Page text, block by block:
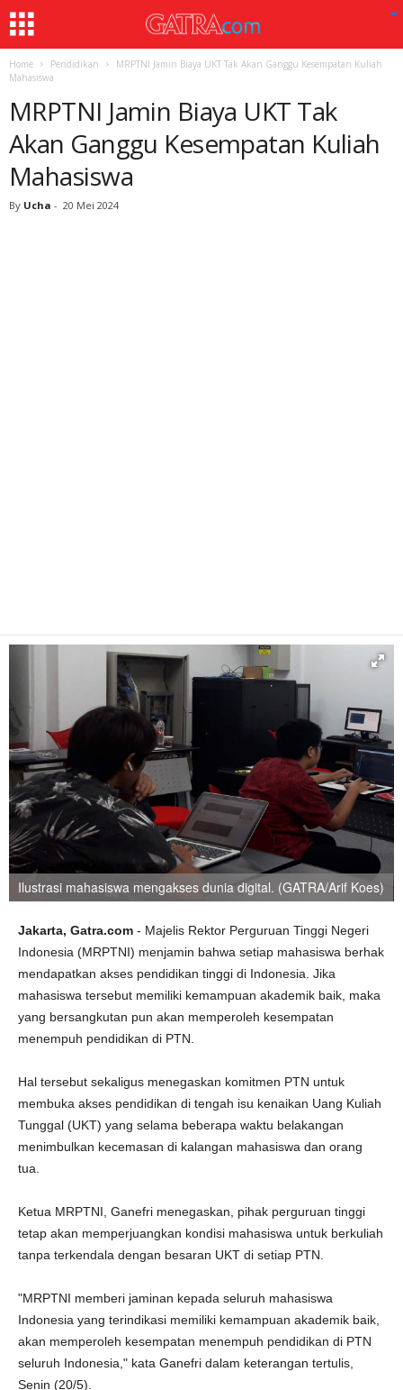
Home Pendidikan
MRPTNI Jamin Biaya UKT Tak Akan Ganggu Kesempatan Kuliah
Mahasiswa
MRPTNI Jamin Biaya UKT Tak
Akan Ganggu Kesempatan Kuliah
Mahasiswa
By Ucha - 20 Mei 2024
Ilustrasi mahasiswa mengakses dunia digital. (GATRA/Arif Koes)
Jakarta, Gatra.com - Majelis Rektor Perguruan Tinggi Negeri
Indonesia (MRPTNI) menjamin bahwa setiap mahasiswa berhak
mendapatkan akses pendidikan tinggi di Indonesia. Jika
mahasiswa tersebut memiliki kemampuan akademik baik, maka
yang bersangkutan pun akan memperoleh kesempatan
menempuh pendidikan di PTN.
Hal tersebut sekaligus menegaskan komitmen PTN untuk
membuka akses pendidikan di tengah isu kenaikan Uang Kuliah
Tunggal (UKT) yang selama beberapa waktu belakangan
menimbulkan kecemasan di kalangan mahasiswa dan orang
tua.
Ketua MRPTNI, Ganefri menegaskan, pihak perguruan tinggi
tetap akan memperjuangkan kondisi mahasiswa untuk berkuliah
tanpa terkendala dengan besaran UKT di setiap PTN.
"MRPTNI memberi jaminan kepada seluruh mahasiswa
Indonesia yang terindikasi memiliki kemampuan akademik baik,
akan memperoleh kesempatan menempuh pendidikan di PTN
seluruh Indonesia," kata Ganefri dalam keterangan tertulis,
Senin (20/5).